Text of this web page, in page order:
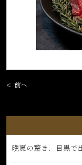
< 前へ
晩夏の驚き、目黒で